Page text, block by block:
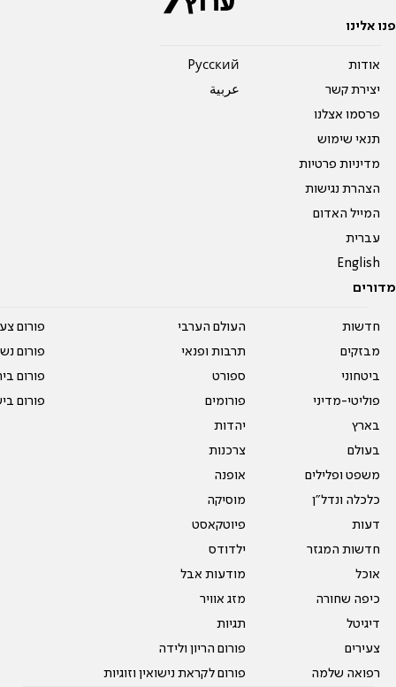
פנו אלינו
אודות
יצירת קשר
פרסמו אצלנו
תנאי שימוש
מדיניות פרטיות
הצהרת נגישות
המייל האדום
עברית
English
Pусский
عربية
מדורים
חדשות
מבזקים
ביטחוני
פוליטי-מדיני
בארץ
בעולם
משפט ופלילים
כלכלה ונדל"ן
דעות
חדשות המגזר
אוכל
כיפה שחורה
דיגיטל
צעירים
רפואה שלמה
העולם הערבי
תרבות ופנאי
ספורט
פורומים
יהדות
צרכנות
אופנה
מוסיקה
פיוטקאסט
ילדודס
מודעות אבל
מזג אוויר
תגיות
פורום הריון ולידה
פורום לקראת נישואין וזוגיות
פורום
פורום
פורום
פורום